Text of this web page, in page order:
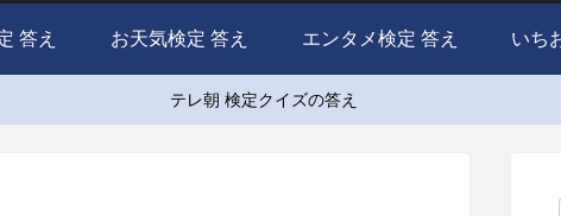
答え お天気検定 答え エンタメ検定 答え いち
テレ朝 検定クイズの答え